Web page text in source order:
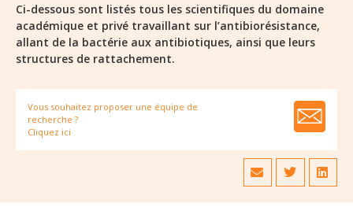
Ci-dessous sont listés tous les scientifiques du domaine
académique et privé travaillant sur l’antibiorésistance,
allant de la bactérie aux antibiotiques, ainsi que leurs
structures de rattachement.
Vous souhaitez proposer une équipe de
recherche ?
Cliquez ici